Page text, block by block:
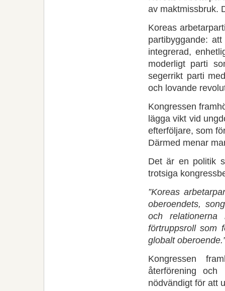
av maktmissbruk.
Koreas
partibyggande:
integrerad,
moderligt parti
segerrikt parti
och lovande
Kongressen
lägga vikt vid
efterföljare, som
Därmed menar
Det är en politik
trotsiga
”Koreas
oberoendets,
och
förtruppsroll som
globalt
Kongressen
återförening
nödvändigt för att